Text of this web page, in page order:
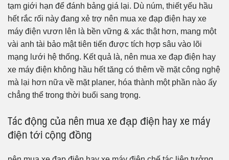
tạm giới hạn để đánh bảng giá lại. Dù núm, thiết yếu hầu
hết rắc rối này đang xẻ trợ nên mua xe đạp điện hay xe
máy điện vươn lên là bền vững & xác thật hơn, mang một
vài anh tài bảo mật tiên tiến được tích hợp sâu vào lõi
mạng lưới hệ thống. Kết quả là, nên mua xe đạp điện hay
xe máy điện không hầu hết tăng có thêm về mặt công nghệ
mà lại hơn nữa về mặt planer, hóa thành một phần nào ấy
chẳng thể trong thời buổi sang trọng.
Tác động của nên mua xe đạp điện hay xe máy
điện tới cộng đồng